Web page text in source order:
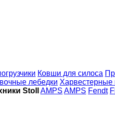
Ковши для силоса
лебедки Харвестерные
Stoll AMPS AMPS Fendt